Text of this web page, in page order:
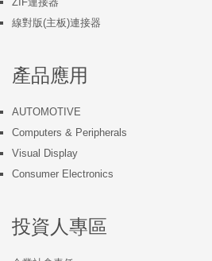
線對版(主板)連接器
產品應用
AUTOMOTIVE
Computers & Peripherals
Visual Display
Consumer Electronics
投資人專區